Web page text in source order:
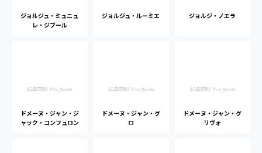
ジョルジュ・ミュニュ
レ・ジブール
ジョルジュ・ルーミエ ジョルジ・ノエラ
ドメーヌ・ジャン・ジ
ャック・コンフュロン
ドメーヌ・ジャン・グ
ロ
ドメーヌ・ジャン・グ
リヴォ